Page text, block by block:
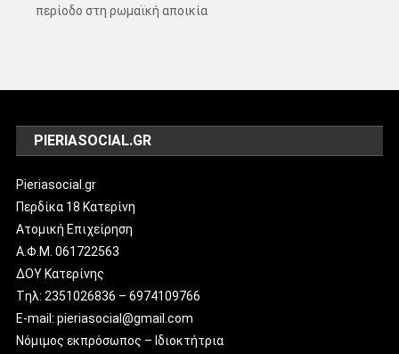
περίοδο στη ρωμαϊκή αποικία
PIERIASOCIAL.GR
Pieriasocial.gr
Περδίκα 18 Κατερίνη
Ατομική Επιχείρηση
Α.Φ.Μ. 061722563
ΔΟΥ Κατερίνης
Tηλ: 2351026836 – 6974109766
E-mail: pieriasocial@gmail.com
Νόμιμος εκπρόσωπος – Ιδιοκτήτρια